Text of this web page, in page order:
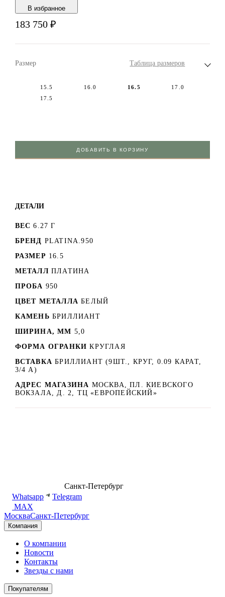
В избранноe
183 750 ₽
Размер Таблица размеров
15.5 16.0 16.5
17.0
17.5
ДОБАВИТЬ В КОРЗИНУ
ДЕТАЛИ
ВЕС 6.27 Г
БРЕНД PLATINA.950
РАЗМЕР 16.5
МЕТАЛЛ ПЛАТИНА
ПРОБА 950
ЦВЕТ МЕТАЛЛА БЕЛЫЙ
КАМЕНЬ БРИЛЛИАНТ
ШИРИНА, ММ 5,0
ФОРМА ОГРАНКИ КРУГЛАЯ
ВСТАВКА БРИЛЛИАНТ (9ШТ., КРУГ, 0.09 КАРАТ,
3/4 А)
АДРЕС МАГАЗИНА МОСКВА, ПЛ. КИЕВСКОГО
ВОКЗАЛА, Д. 2, ТЦ «ЕВРОПЕЙСКИЙ»
Санкт-Петербург
Whatsapp
Telegram
MAX
МоскваСанкт-Петербург
Компания
О компании
Новости
Контакты
Звезды с нами
Покупателям